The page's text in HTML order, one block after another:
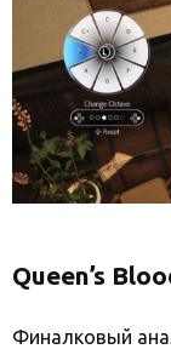
Queen’s
Финалковый